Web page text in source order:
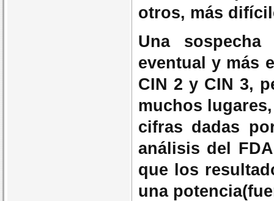
otros, más
Una
eventual y más
CIN 2 y CIN 3,
muchos
cifras dadas
análisis del
que los
una